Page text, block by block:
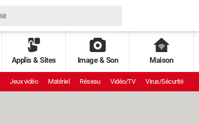
Applis & Sites Image & Son Maison
Jeux vidéo Matériel Réseau Vidéo/TV Virus/Sécurité